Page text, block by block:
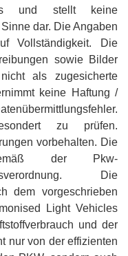
und stellt keine
dar. Die Angaben
Vollständigkeit. Die
sowie Bilder
als zugesicherte
keine Haftung /
zu prüfen.
vorbehalten. Die
der Pkw-
Die
dem vorgeschrieben
Light Vehicles
und der
nur von der effizienten